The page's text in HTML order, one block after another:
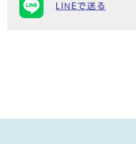
LINEで送る